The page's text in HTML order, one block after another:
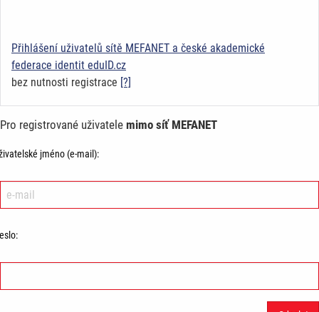
Přihlášení uživatelů sítě MEFANET a české akademické
federace identit eduID.cz
bez nutnosti registrace [?]
Pro registrované uživatele mimo síť MEFANET
jméno (e-mail):